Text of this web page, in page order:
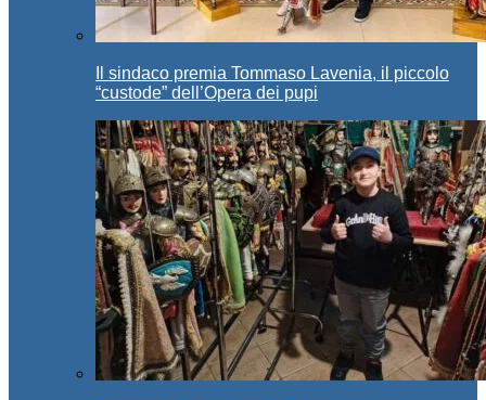
Il sindaco premia Tommaso Lavenia, il piccolo
“custode” dell’Opera dei pupi